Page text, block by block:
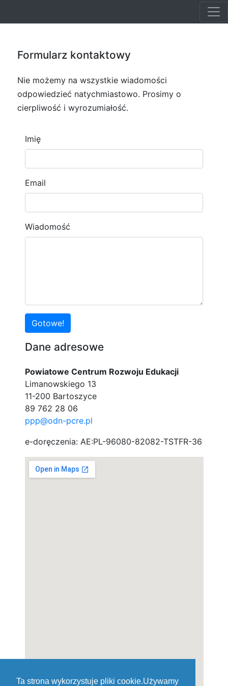
Ta strona wykorzystuje pliki cookie.Używamy
Formularz kontaktowy
Nie możemy na wszystkie wiadomości
odpowiedzieć natychmiastowo. Prosimy o
cierpliwość i wyrozumiałość.
Imię
Email
Wiadomość
Gotowe!
Dane adresowe
Powiatowe Centrum Rozwoju Edukacji
Limanowskiego 13
11-200 Bartoszyce
89 762 28 06
ppp@odn-pcre.pl
e-doręczenia: AE:PL-96080-82082-TSTFR-36